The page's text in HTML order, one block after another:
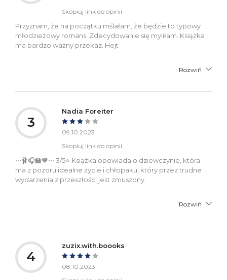
Skopiuj link do opinii
Przyznam, że na początku mślałam, że będzie to typowy
młodzieżowy romans. Zdecydowanie się myliłam. Książka
ma bardzo ważny przekaz. Hejt
Rozwiń
3
Nadia Foreiter
09.10.2023
Skopiuj link do opinii
•••🩰🎧🏫🧡••• 3/5⭐️ Książka opowiada o dziewczynie, która
ma z pozoru idealne życie i chłopaku, który przez trudne
wydarzenia z przeszłości jest zmuszony
Rozwiń
4
zuzix.with.boooks
08.10.2023